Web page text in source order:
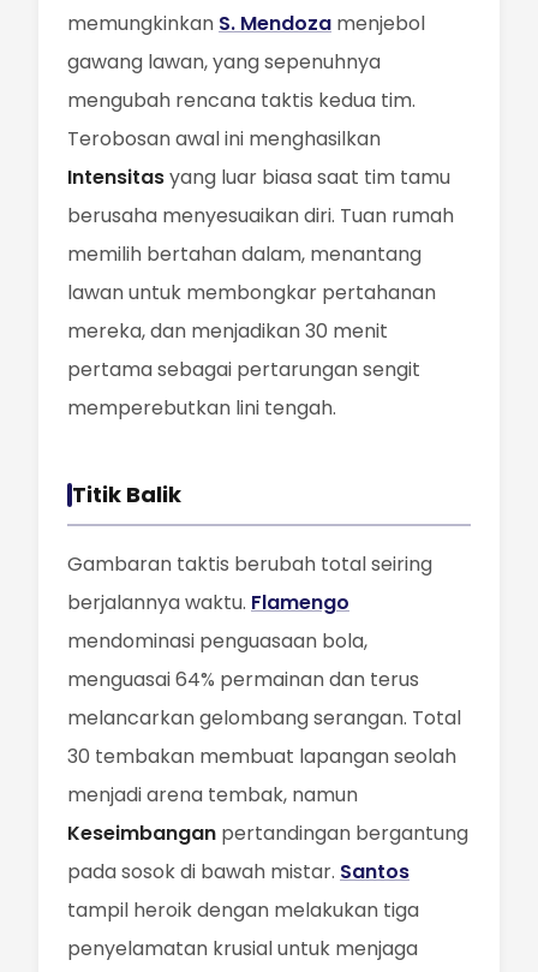
memungkinkan S. Mendoza menjebol
gawang lawan, yang sepenuhnya
mengubah rencana taktis kedua tim.
Terobosan awal ini menghasilkan
Intensitasyang luar biasa saat tim tamu
berusaha menyesuaikan diri. Tuan rumah
memilih bertahan dalam, menantang
lawan untuk membongkar pertahanan
mereka, dan menjadikan 30 menit
pertama sebagai pertarungan sengit
memperebutkan lini tengah.
Titik Balik
Gambaran taktis berubah total seiring
berjalannya waktu. Flamengo
mendominasi penguasaan bola,
menguasai 64% permainan dan terus
melancarkan gelombang serangan. Total
30 tembakan membuat lapangan seolah
menjadi arena tembak, namun
Keseimbangan pertandingan bergantung
pada sosok di bawah mistar. Santos
tampil heroik dengan melakukan tiga
penyelamatan krusial untuk menjaga